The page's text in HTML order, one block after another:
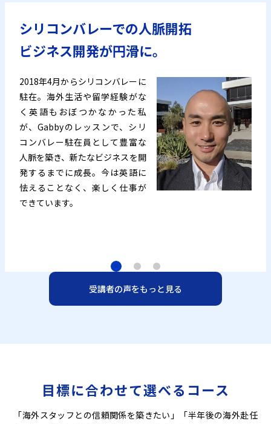
シリコンバレーでの人脈開拓
ビジネス開発が円滑に。
2018年4月からシリコンバレーに
駐在。海外生活や留学経験がな
く英語もおぼつかなかった私
が、Gabbyのレッスンで、シリ
コンバレー駐在員として豊富な
人脈を築き、新たなビジネスを開
発するまでに成長。今は英語に
怯えることなく、楽しく仕事が
できています。
受講者の声をもっと見る
目標に合わせて選べるコース
「海外スタッフとの信頼関係を築きたい」「半年後の海外赴任